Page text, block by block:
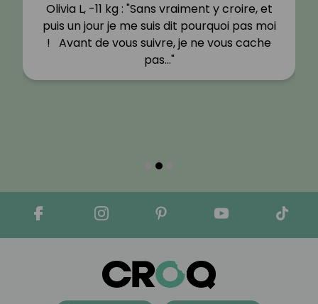
Olivia L, -11 kg : "Sans vraiment y croire, et
puis un jour je me suis dit pourquoi pas moi
! Avant de vous suivre, je ne vous cache
pas…"